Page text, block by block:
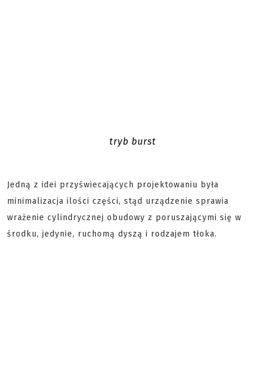
tryb burst
Jedną z idei przyświecających projektowaniu była
minimalizacja ilości części, stąd urządzenie sprawia
wrażenie cylindrycznej obudowy z poruszającymi się w
środku, jedynie, ruchomą dyszą i rodzajem tłoka.